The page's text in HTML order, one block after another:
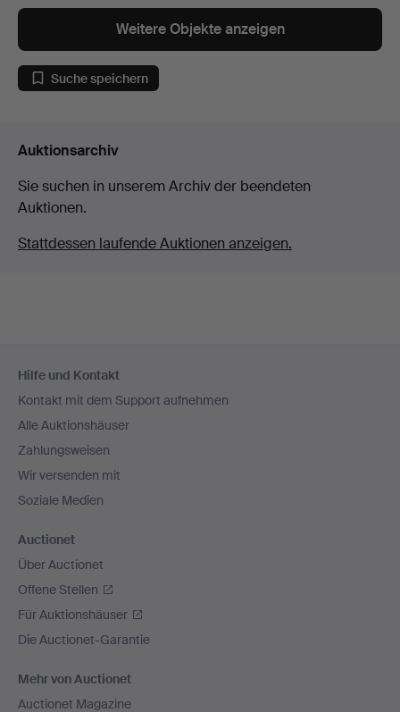
Weitere Objekte anzeigen
Suche speichern
Auktionsarchiv
Sie suchen in unserem Archiv der beendeten
Auktionen.
Stattdessen laufende Auktionen anzeigen.
Navigation
Hilfe und Kontakt
Kontakt mit dem Support aufnehmen
Alle Auktionshäuser
Zahlungsweisen
Wir versenden mit
Soziale Medien
Auctionet
Über Auctionet
Offene Stellen
Für Auktionshäuser
Die Auctionet-Garantie
Mehr von Auctionet
Auctionet Magazine